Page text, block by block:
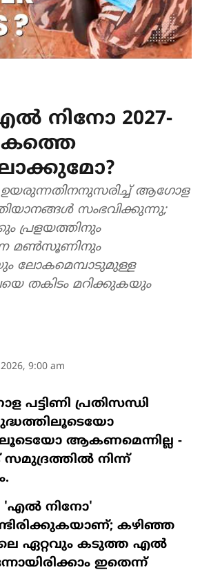
നിനോ 2027-
ഉയരുന്നതിനനുസരിച്ച് ആഗോള
സംഭവിക്കുന്നു;
പ്രളയത്തിനും
മൺസൂണിനും
ലോകമെമ്പാടുമുള്ള
തകിടം മറിക്കുകയും
9:00 am
പ്രതിസന്ധി
ആകണമെന്നില്ല -
നിന്ന്
'എൽ നിനോ'
കഴിഞ്ഞ
ഏറ്റവും കടുത്ത എൽ
ഇതെന്ന്